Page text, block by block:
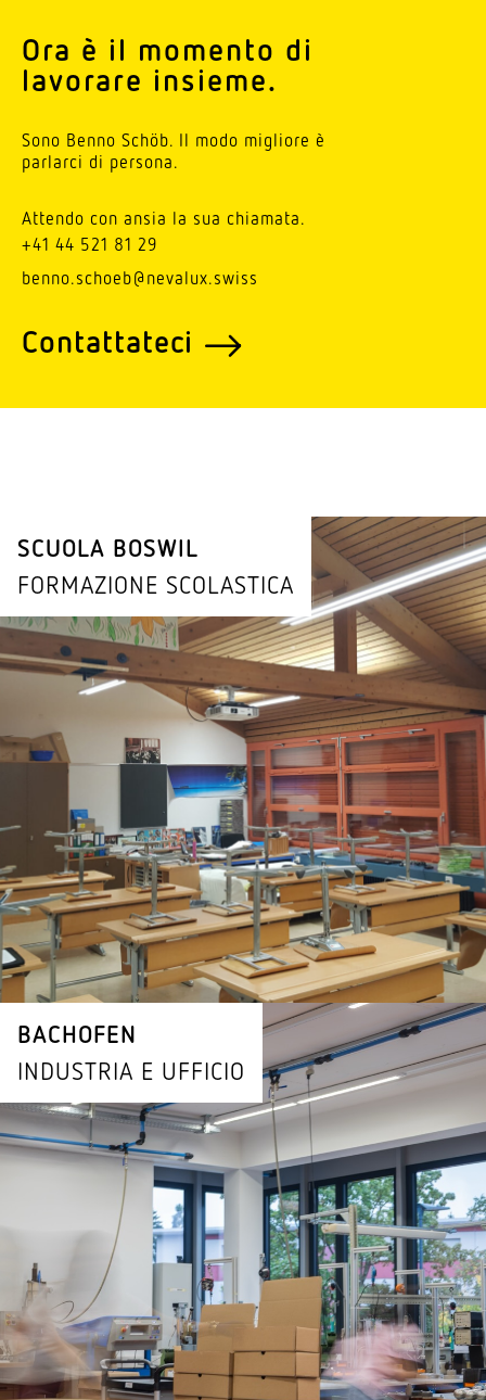
Ora è il momento di
lavorare insieme.
Sono Benno Schöb. Il modo migliore è
parlarci di persona.
Attendo con ansia la sua chiamata.
+41 44 521 81 29
benno.schoeb@nevalux.swiss
Contat­tateci
SCUOLA BOSWIL
FORMAZIONE SCOLASTICA
BACHOFEN
INDU­STRIA E UFFICIO